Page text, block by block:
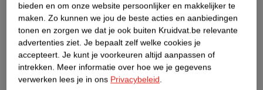
Bestel & Bezorginformatie
Bekijk ook
MeerAxe Fine Fragrance Alle Deospray
bieden en om onze website persoonlijker en makkelijker te
maken. Zo kunnen we jou de beste acties en aanbiedingen
tonen en zorgen we dat je ook buiten Kruidvat.be relevante
advertenties ziet. Je bepaalt zelf welke cookies je
accepteert. Je kunt je voorkeuren altijd aanpassen of
intrekken. Meer informatie over hoe we je gegevens
verwerken lees je in ons Privacybeleid.